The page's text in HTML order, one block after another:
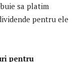
sa platim
pentru ele
pentru